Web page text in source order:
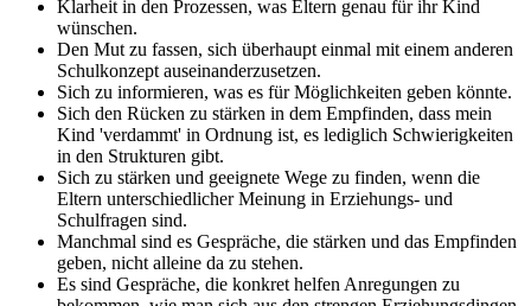
Klarheit in den Prozessen, was Eltern genau für ihr Kind
wünschen.
Den Mut zu fassen, sich überhaupt einmal mit einem anderen
Schulkonzept auseinanderzusetzen.
Sich zu informieren, was es für Möglichkeiten geben könnte.
Sich den Rücken zu stärken in dem Empfinden, dass mein
Kind 'verdammt' in Ordnung ist, es lediglich Schwierigkeiten
in den Strukturen gibt.
Sich zu stärken und geeignete Wege zu finden, wenn die
Eltern unterschiedlicher Meinung in Erziehungs- und
Schulfragen sind.
Manchmal sind es Gespräche, die stärken und das Empfinden
geben, nicht alleine da zu stehen.
Es sind Gespräche, die konkret helfen Anregungen zu